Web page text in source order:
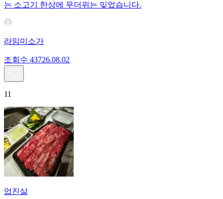
는 소고기 한상에 무더위는 잊었습니다.
라임미소가
조회수 43726.08.02
11
업진살